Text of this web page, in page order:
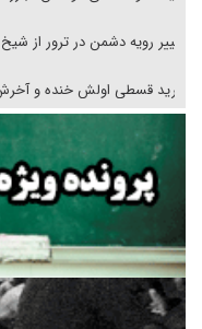
تغییر رویه دشمن در ترور از
خرید قسطی اولش خنده و
فوتبال و آن «بالا»!
راهبرد غافلگیری با نسل جدید
جنجال پزشکان تقلبی در صنعت
یهودی‌ها در ادبیات داستانی